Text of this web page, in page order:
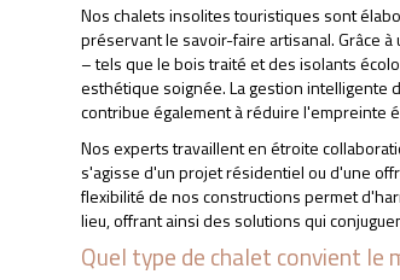
Nos chalets insolites touristiques sont
préservant le savoir-faire artisanal. Grâce à
– tels que le bois traité et des isolants
esthétique soignée. La gestion
contribue également à réduire l'empreinte
Nos experts travaillent en étroite
s'agisse d'un projet résidentiel ou d'une
flexibilité de nos constructions permet
lieu, offrant ainsi des solutions qui
Quel type de chalet convient le